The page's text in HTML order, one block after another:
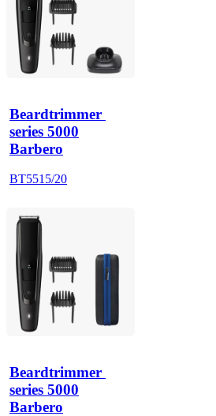
Beardtrimmer
series 5000
Barbero
BT5515/20
Beardtrimmer
series 5000
Barbero